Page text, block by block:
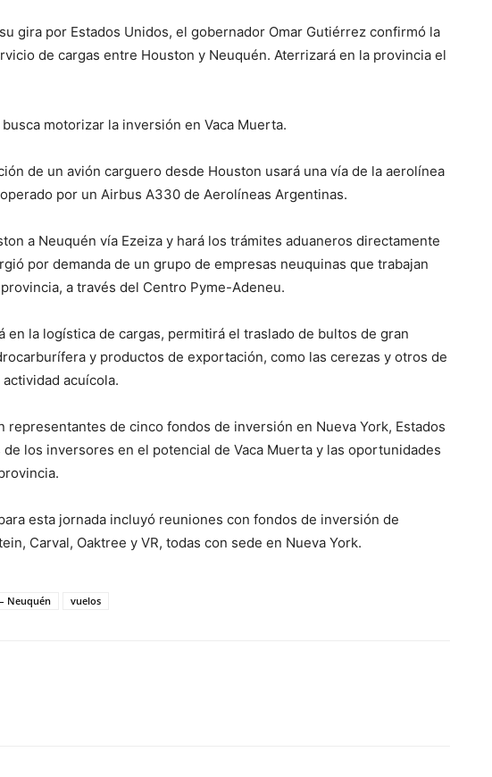
gira por Estados Unidos, el gobernador Omar Gutiérrez confirmó la
de cargas entre Houston y Neuquén. Aterrizará en la provincia el
motorizar la inversión en Vaca Muerta.
de un avión carguero desde Houston usará una vía de la aerolínea
por un Airbus A330 de Aerolíneas Argentinas.
a Neuquén vía Ezeiza y hará los trámites aduaneros directamente
por demanda de un grupo de empresas neuquinas que trabajan
a través del Centro Pyme-Adeneu.
en la logística de cargas, permitirá el traslado de bultos de gran
y productos de exportación, como las cerezas y otros de
acuícola.
representantes de cinco fondos de inversión en Nueva York, Estados
los inversores en el potencial de Vaca Muerta y las oportunidades
esta jornada incluyó reuniones con fondos de inversión de
Carval, Oaktree y VR, todas con sede en Nueva York.
Neuquén vuelos